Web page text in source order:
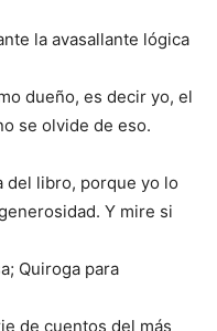
la avasallante lógica
dueño, es decir yo, el
se olvide de eso.
del libro, porque yo lo
Y mire si
Quiroga para
de cuentos del más